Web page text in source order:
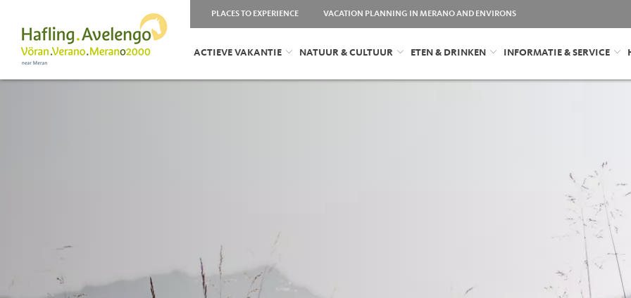
PLACES TO EXPERIENCE VACATION PLANNING IN MERANO AND ENVIRONS
ACTIEVE VAKANTIE NATUUR & CULTUUR ETEN & DRINKEN INFORMATIE & SERVICE